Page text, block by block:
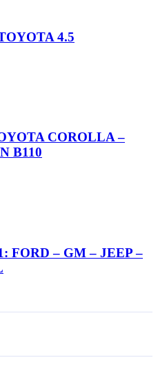
4.5
COROLLA –
B110
FORD – GM – JEEP –